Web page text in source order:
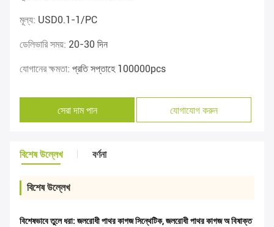
মূল্য: USD0.1-1/PC
ডেলিভারি সময়: 20-30 দিন
যোগানের ক্ষমতা: প্রতি সপ্তাহে 100000pcs
সেরা দাম পান যোগাযোগ করুন
বিশেষ উল্লেখ বর্ণনা
বিশেষ উল্লেখ
বিশেষভাবে তুলে ধরা: জলরোধী পাথর কাগজ সিন্থেটিক,জলরোধী পাথর কাগজ অ বিষাক্ত